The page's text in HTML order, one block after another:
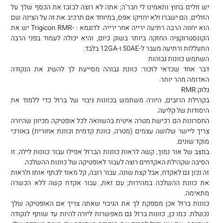
יש זולים בחוץ ותאמינו לי חבר’ה; אתה לא רוצה לבזבז את הכסף שלך על
הזולים. הם ישברו ולא יחזיקו אפס, במיוחד אם תרכיב את זה על הצינה שם
הוא יחווה הרבה רתיעה ירייה אחר ירייה. לדוגמא : -Trigicon RMR יש את
הקונסטרוקציה החזקה ביותר בשוק כיום, והיא יכולה לעמוד בפני הרבה
התעללות ורתיעה מעבר ל-50AE ו-12GA בלבד.
השתמש כוונות גבוהות
דבר אחד שכדאי לזכור: כוונת גבוהה מסייעת לך להשיג את הנקודה
האדומה מהר יותר.
גלוק RMR
בקהילת הרובים, היורה משתמש בכוונות גיבוי של ברזל כדי ללמוד את
היסודות של קליעה.
החסרונות הם רכישת מטרה איטית בהשוואה לכל אופטיקה מכיוון שהיורה
צריך ליישר שלושה עצמים (מטרה, כוונת קדמית וכוונת אחורית) באורכי
מוקד שונים.
במצב של אור נמוך, קשה לראות כוונות הברזל אפילו עבור כוונות לילה. זו
הסיבה שקהילת האקדחים רוצה לעבור לאופטיקה של כוונות ההשלכה.
זה נכון גם לאקדח, אבל קצת שונה. עבור רובה, קל מאוד לכתף אותו ולראות
את כוונת ההשלכה במהירות; עם זאת, עבור אקדח קשה ללא הכשרה
מתאימה.
כוונות ברזל אכן מספקת לך את הגיבוי שאתה צריך אם האופטיקה שלך
נכשלת. כמו כן, כוונות ברזל גם מאפשרות ליורה להיות עד שותף לנקודה